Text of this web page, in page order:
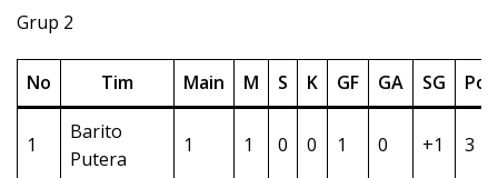
Grup 2
No Tim Main M S K GF GA SG
1
Barito
Putera
1 1 0 0 1 0 +1 3